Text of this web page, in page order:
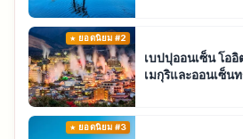
ยอดนิยม #2
เบปปุออนเซ็น โอ
เมกุริและออนเซ็น
ยอดนิยม #3